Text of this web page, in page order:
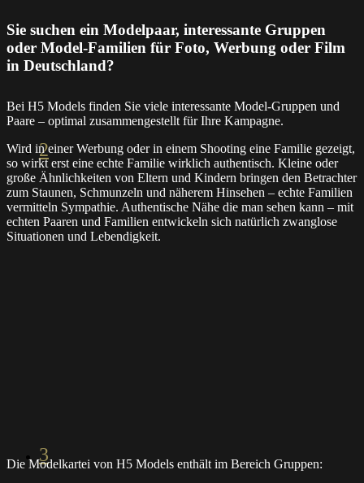
2
3
Sie suchen ein Modelpaar, interessante Gruppen
oder Model-Familien für Foto, Werbung oder Film
in Deutschland?
Bei H5 Models finden Sie viele interessante Model-Gruppen und
Paare – optimal zusammengestellt für Ihre Kampagne.
Wird in einer Werbung oder in einem Shooting eine Familie gezeigt,
so wirkt erst eine echte Familie wirklich authentisch. Kleine oder
große Ähnlichkeiten von Eltern und Kindern bringen den Betrachter
zum Staunen, Schmunzeln und näherem Hinsehen – echte Familien
vermitteln Sympathie. Authentische Nähe die man sehen kann – mit
echten Paaren und Familien entwickeln sich natürlich zwanglose
Situationen und Lebendigkeit.
Die Modelkartei von H5 Models enthält im Bereich Gruppen: